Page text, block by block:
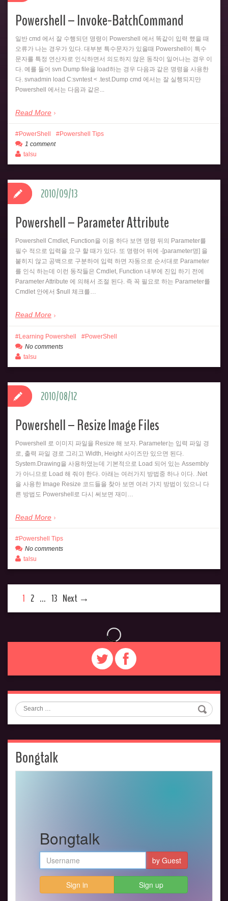
Powershell – Invoke-BatchCommand
일반 cmd 에서 잘 수행되던 명령이 Powershell 에서 똑같이 입력 했을 때
오류가 나는 경우가 있다. 대부분 특수문자가 있을때 Powershell이 특수
문자를 특정 연산자로 인식하면서 의도하지 않은 동작이 일어나는 경우 이
다. 예를 들어 svn Dump file을 load하는 경우 다음과 같은 명령을 사용한
다. svnadmin load C:svntest < .test.Dump cmd 에서는 잘 실행되지만
Powershell 에서는 다음과 같은...
Read More
PowerShell
Powershell Tips
1 comment
talsu
Powershell – Parameter Attribute
Powershell Cmdlet, Function을 이용 하다 보면 명령 뒤의 Parameter를
필수 적으로 입력을 요구 할 때가 있다. 또 명령어 뒤에 -[parameter명] 을
붙히지 않고 공백으로 구분하여 입력 하면 자동으로 순서대로 Parameter
를 인식 하는데 이런 동작들은 Cmdlet, Function 내부에 진입 하기 전에
Parameter Attribute 에 의해서 조절 된다. 즉 꼭 필요로 하는 Parameter를
Cmdlet 안에서 $null 체크를…
Read More
2010/09/13
Learning Powershell
PowerShell
No comments
talsu
Powershell – Resize Image Files
Powershell 로 이미지 파일을 Resize 해 보자. Parameter는 입력 파일 경
로, 출력 파일 경로 그리고 Width, Height 사이즈만 있으면 된다.
System.Drawing을 사용하였는데 기본적으로 Load 되어 있는 Assembly
가 아니므로 Load 해 줘야 한다. 아래는 여러가지 방법중 하나 이다. .Net
을 사용한 Image Resize 코드들을 찾아 보면 여러 가지 방법이 있으니 다
른 방법도 Powershell로 다시 써보면 재미…
Read More
2010/08/12
Powershell Tips
No comments
talsu
1 2 … 13 Next →
Search
Bongtalk